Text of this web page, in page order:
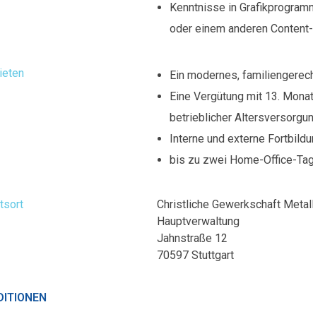
Kenntnisse in
oder einem anderen
Ein modernes,
Eine Vergütung mit 13.
betrieblicher
Interne und externe
bis zu zwei Home-Office-
Christliche Gewerkschaft
Hauptverwaltung
Jahnstraße 12
70597 Stuttgart